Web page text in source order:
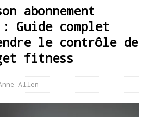
abonnement
Guide complet
le contrôle de
fitness
Allen